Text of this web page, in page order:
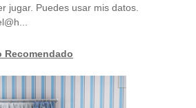
jugar. Puedes usar mis datos.
Recomendado